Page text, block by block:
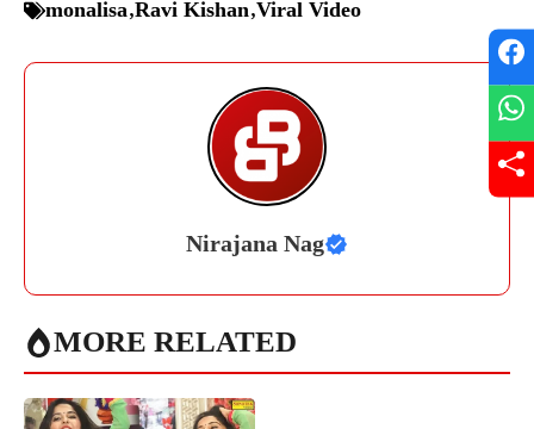
monalisa,Ravi Kishan,Viral Video
Nirajana Nag
MORE RELATED